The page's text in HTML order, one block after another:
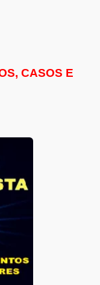
CASOS E